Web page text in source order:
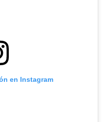
en Instagram